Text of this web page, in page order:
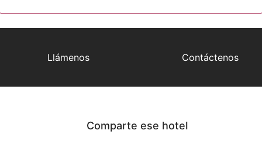
Llámenos Contáctenos
Comparte ese hotel